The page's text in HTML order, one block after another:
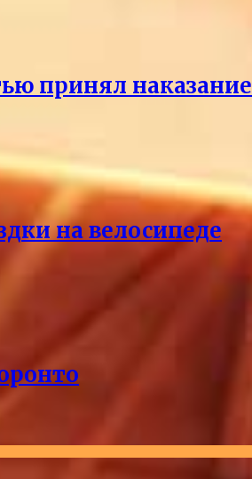
принял наказание
на велосипеде